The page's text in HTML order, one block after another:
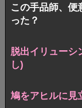
この手品師、便
った？
脱出イリュー
し)
鳩をアヒルに